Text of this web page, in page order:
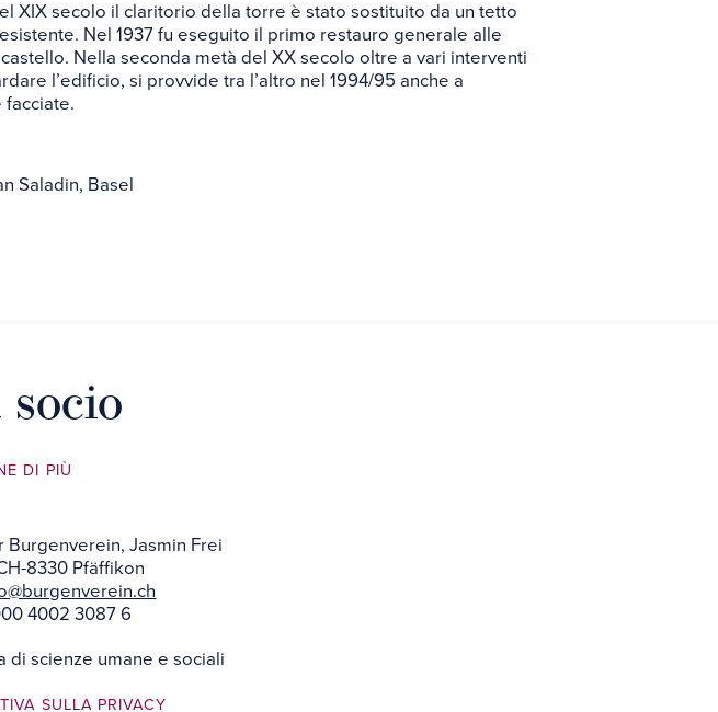
XIX secolo il claritorio della torre è stato sostituito da un tetto
Nel 1937 fu eseguito il primo restauro generale alle
Nella seconda metà del XX secolo oltre a vari interventi
l’edificio, si provvide tra l’altro nel 1994/95 anche a
facciate.
Saladin, Basel
socio
DI PIÙ
Burgenverein, Jasmin Frei
8330 Pfäffikon
4002 3087 6
di scienze umane e sociali
SULLA PRIVACY